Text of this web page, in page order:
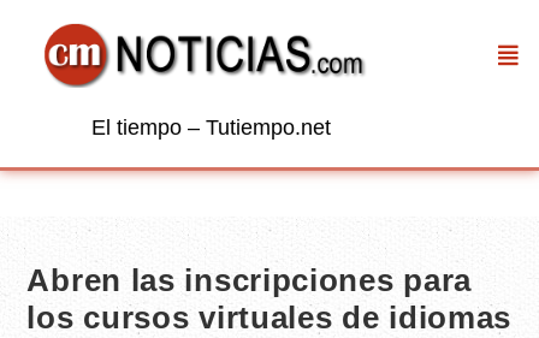
El tiempo – Tutiempo.net
Abren las inscripciones para
los cursos virtuales de idiomas